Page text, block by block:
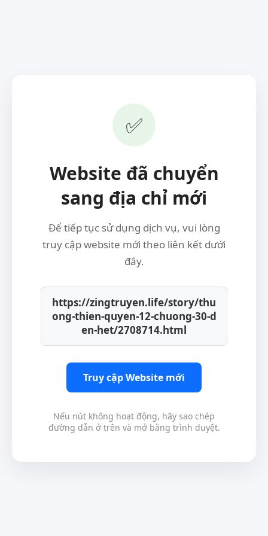
✅
Website đã chuyển
sang địa chỉ mới
Để tiếp tục sử dụng dịch vụ, vui lòng
truy cập website mới theo liên kết dưới
đây.
https://zingtruyen.life/story/thu
ong-thien-quyen-12-chuong-30-d
en-het/2708714.html
Truy cập Website mới
Nếu nút không hoạt động, hãy sao chép
đường dẫn ở trên và mở bằng trình duyệt.